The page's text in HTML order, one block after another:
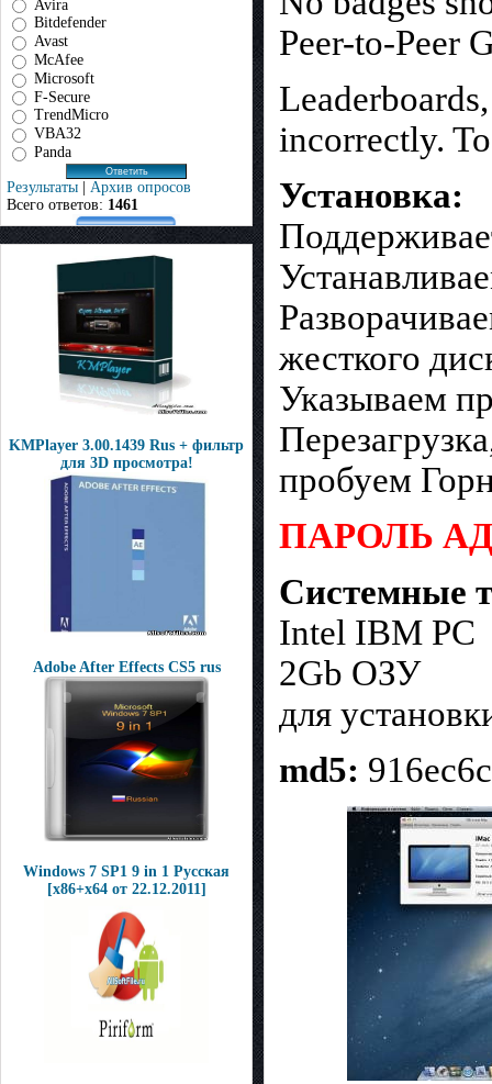
Avira
Bitdefender
Avast
McAfee
Microsoft
F-Secure
TrendMicro
VBA32
Panda
Результаты | Архив опросов
Всего ответов: 1461
KMPlayer 3.00.1439 Rus + фильтр
для 3D просмотра!
Adobe After Effects CS5 rus
Windows 7 SP1 9 in 1 Русская
[x86+x64 от 22.12.2011]
Peer-to-Peer
incorrectly.
Установка:
жесткого
Указываем
пробуем
ПАРОЛЬ
Системные
Intel IBM PC
2Gb ОЗУ
для
md5: